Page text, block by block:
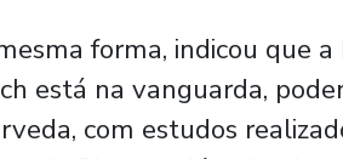
forma, indicou que
está na vanguarda,
com estudos